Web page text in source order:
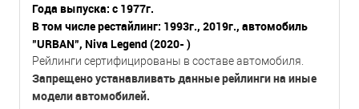
Года выпуска: с 1977г.
В том числе рестайлинг: 1993г., 2019г., автомобиль
"URBAN", Niva Legend (2020- )
Рейлинги сертифицированы в составе автомобиля.
Запрещено устанавливать данные рейлинги на иные
модели автомобилей.